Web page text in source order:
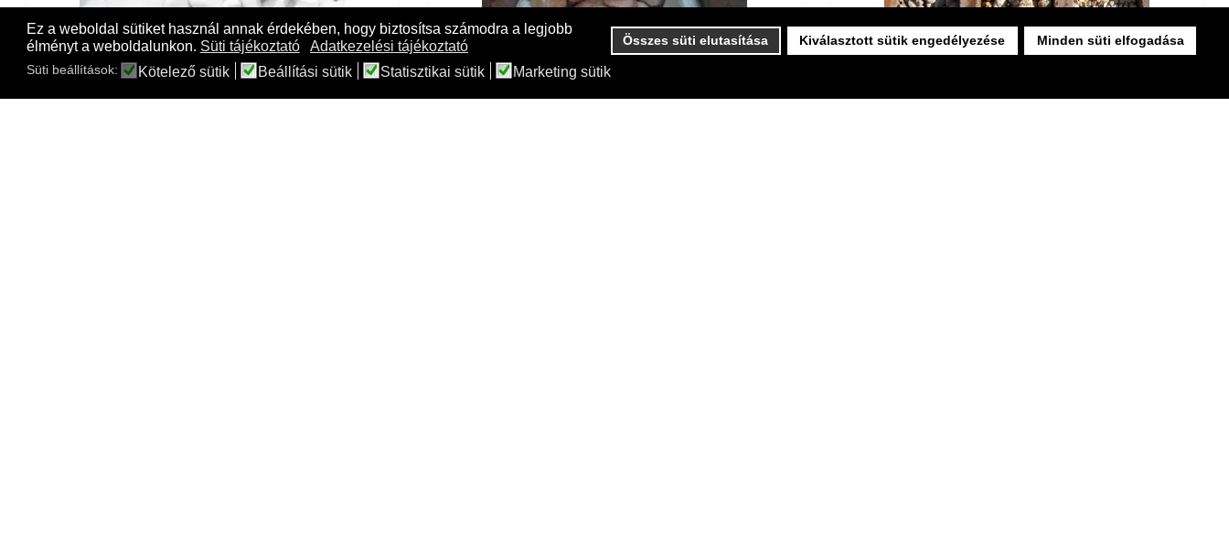
Ez a weboldal sütiket használ annak érdekében, hogy biztosítsa számodra a legjobb
élményt a weboldalunkon. Süti tájékoztató Adatkezelési tájékoztató Összes süti elutasítása Kiválasztott sütik engedélyezése
Minden süti elfogadása
Süti beállítások:
Kötelező sütik Beállítási sütik Statisztikai sütik Marketing sütik